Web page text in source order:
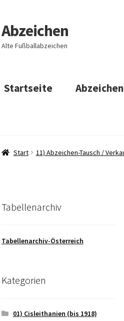
Zur
Navigation
springen
Zum
Inhalt
springen
Abzeichen
Alte Fußballabzeichen
Startseite Abzeichen
Start 11) Abzeichen-Tausch /
Tabellenarchiv
Tabellenarchiv-Österreich
Kategorien
01) Cisleithanien (bis 1918)